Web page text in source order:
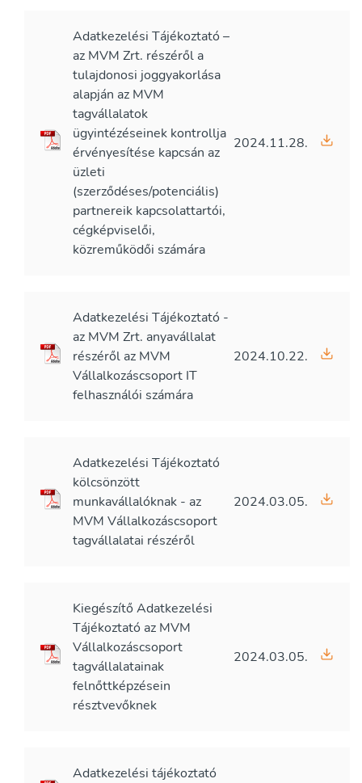
Adatkezelési Tájékoztató –
az MVM Zrt. részéről a
tulajdonosi joggyakorlása
alapján az MVM
tagvállalatok
ügyintézéseinek kontrollja
érvényesítése kapcsán az
üzleti
(szerződéses/potenciális)
partnereik kapcsolattartói,
cégképviselői,
közreműködői számára
2024.11.28.
Adatkezelési Tájékoztató -
az MVM Zrt. anyavállalat
részéről az MVM
Vállalkozáscsoport IT
felhasználói számára
2024.10.22.
Adatkezelési Tájékoztató
kölcsönzött
munkavállalóknak - az
MVM Vállalkozáscsoport
tagvállalatai részéről
2024.03.05.
Kiegészítő Adatkezelési
Tájékoztató az MVM
Vállalkozáscsoport
tagvállalatainak
felnőttképzésein
résztvevőknek
2024.03.05.
Adatkezelési tájékoztató